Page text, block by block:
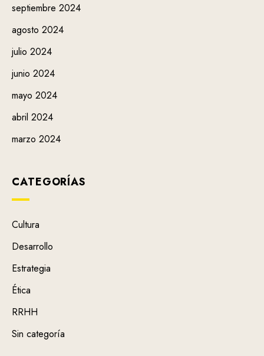
septiembre 2024
agosto 2024
julio 2024
junio 2024
mayo 2024
abril 2024
marzo 2024
CATEGORÍAS
Cultura
Desarrollo
Estrategia
Ética
RRHH
Sin categoría